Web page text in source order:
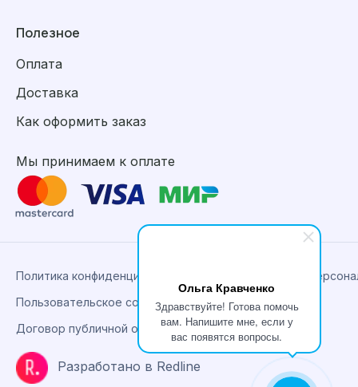
Ольга Кравченко
Здравствуйте! Готова помочь
вам. Напишите мне, если у
вас появятся вопросы.
Полезное
Оплата
Доставка
Как оформить заказ
Мы принимаем к оплате
Разработано в Redline
Политика конфиденциальности, сбора и обработки
Пользовательское соглашение
Договор публичной оферты